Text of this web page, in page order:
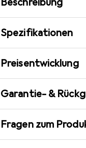
Spezifikationen
Preisentwicklung
Garantie- &
Fragen zum